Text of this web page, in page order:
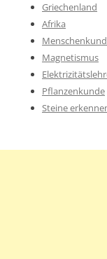
Griechenland
Afrika
Magnetismus
Pflanzenkunde
Steine